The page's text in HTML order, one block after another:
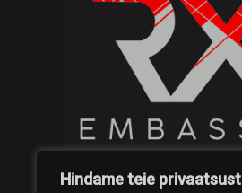
Hindame teie privaatsust